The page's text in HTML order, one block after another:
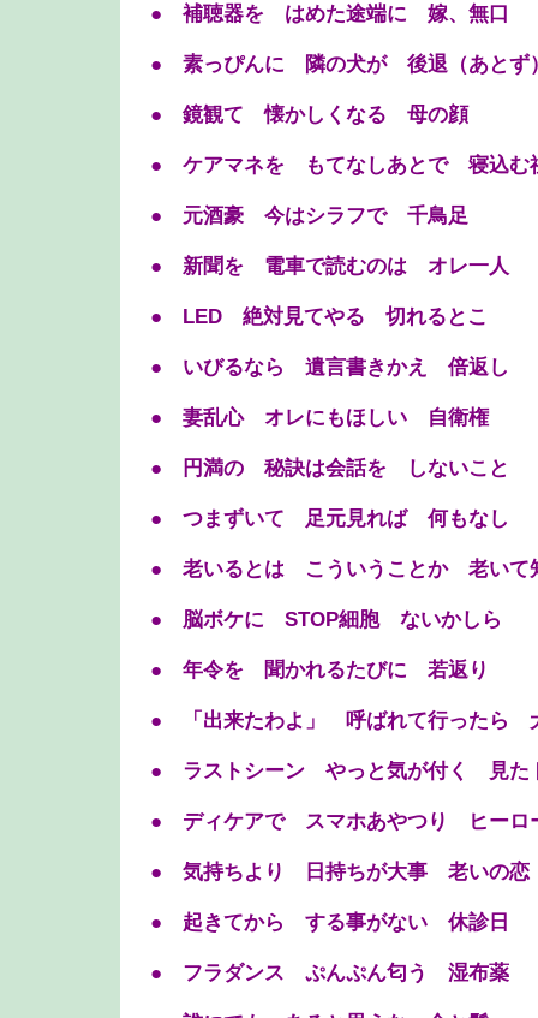
● 補聴器を はめた途端に 嫁、無口
● 素っぴんに 隣の犬が 後退（あとず
● 鏡観て 懐かしくなる 母の顔
● ケアマネを もてなしあとで 寝込む
● 元酒豪 今はシラフで 千鳥足
● 新聞を 電車で読むのは オレ一人
● LED 絶対見てやる 切れるとこ
● いびるなら 遺言書きかえ 倍返し
● 妻乱心 オレにもほしい 自衛権
● 円満の 秘訣は会話を しないこと
● つまずいて 足元見れば 何もなし
● 老いるとは こういうことか 老いて
● 脳ボケに STOP細胞 ないかしら
● 年令を 聞かれるたびに 若返り
● 「出来たわよ」 呼ばれて行ったら
● ラストシーン やっと気が付く 見た
● ディケアで スマホあやつり ヒーロ
● 気持ちより 日持ちが大事 老いの恋
● 起きてから する事がない 休診日
● フラダンス ぷんぷん匂う 湿布薬